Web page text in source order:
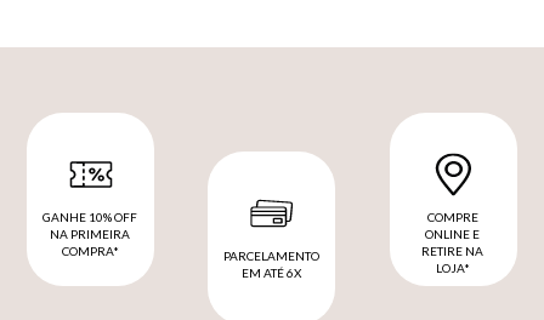
GANHE 10% OFF
NA PRIMEIRA
COMPRA*
PARCELAMENTO
EM ATÉ 6X
COMPRE
ONLINE E
RETIRE NA
LOJA*